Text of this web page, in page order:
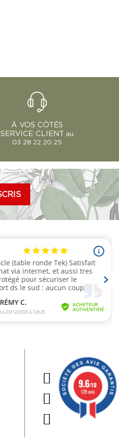
À VOS CÔTÉS
SERVICE CLIENT
au
03 28 22 20 25
9.6/10
129 avis